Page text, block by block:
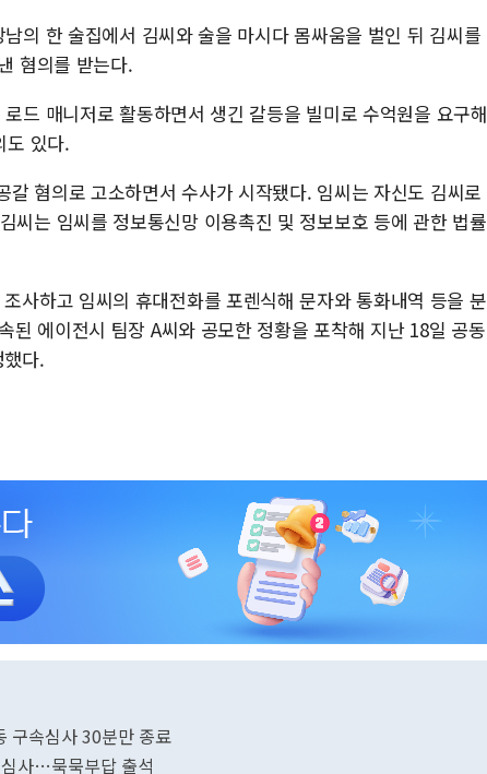
의 한 술집에서 김씨와 술을 마시다 몸싸움을 벌인 뒤 김씨를
혐의를 받는다.
드 매니저로 활동하면서 생긴 갈등을 빌미로 수억원을 요구해
도 있다.
혐의로 고소하면서 수사가 시작됐다. 임씨는 자신도 김씨로
씨는 임씨를 정보통신망 이용촉진 및 정보보호 등에 관한 법률
사하고 임씨의 휴대전화를 포렌식해 문자와 통화내역 등을 분
된 에이전시 팀장 A씨와 공모한 정황을 포착해 지난 18일 공동
다.
구속심사 30분만 종료
사…묵묵부답 출석